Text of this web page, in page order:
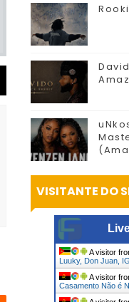
VISITANTE DO
A visitor
Luuky, Don Juan,
A visitor
Casamento Não é